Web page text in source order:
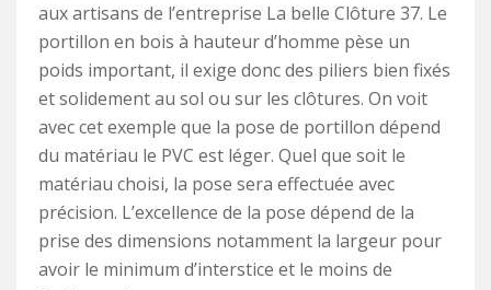
aux artisans de l’entreprise La belle Clôture 37. Le
portillon en bois à hauteur d’homme pèse un
poids important, il exige donc des piliers bien fixés
et solidement au sol ou sur les clôtures. On voit
avec cet exemple que la pose de portillon dépend
du matériau le PVC est léger. Quel que soit le
matériau choisi, la pose sera effectuée avec
précision. L’excellence de la pose dépend de la
prise des dimensions notamment la largeur pour
avoir le minimum d’interstice et le moins de